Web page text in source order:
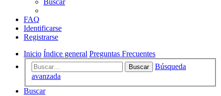
FAQ
Identificarse
Registrarse
Inicio Índice general Preguntas Frecuentes
Buscar
Búsqueda
avanzada
Buscar